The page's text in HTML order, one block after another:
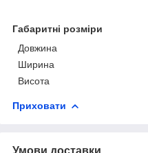
Габаритні розміри
Довжина
Ширина
Висота
Приховати
Умови доставки